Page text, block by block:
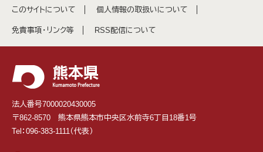
このサイトについて 個人情報の取扱いについて
免責事項・リンク等 RSS配信について
法人番号7000020430005
〒862-8570 熊本県熊本市中央区水前寺6丁目18番1号
Tel：096-383-1111（代表）